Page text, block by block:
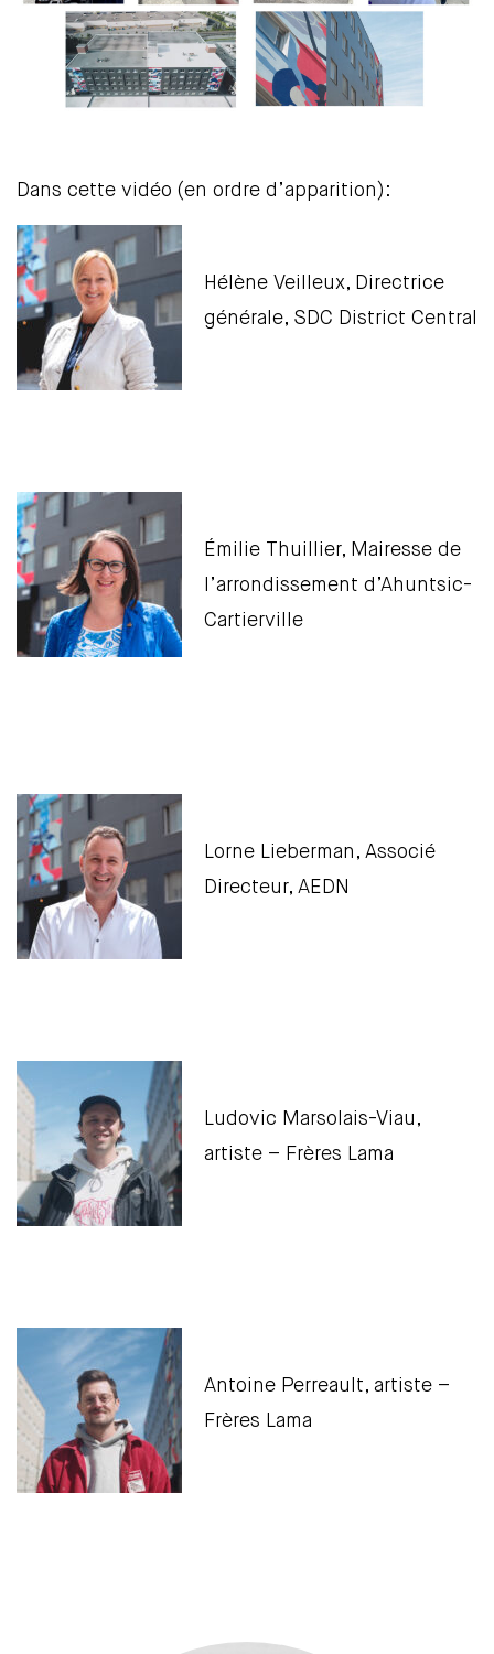
Dans cette vidéo (en ordre d’apparition):
Hélène Veilleux, Directrice
générale, SDC District Central
Émilie Thuillier, Mairesse de
l’arrondissement d’Ahuntsic-
Cartierville
Lorne Lieberman, Associé
Directeur, AEDN
Ludovic Marsolais-Viau,
artiste – Frères Lama
Antoine Perreault, artiste –
Frères Lama